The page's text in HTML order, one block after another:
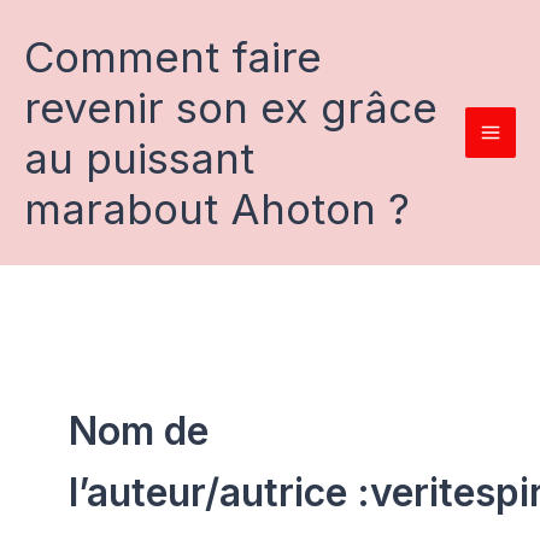
contenu
Comment faire
revenir son ex grâce
au puissant
marabout Ahoton ?
Nom de
l’auteur/autrice